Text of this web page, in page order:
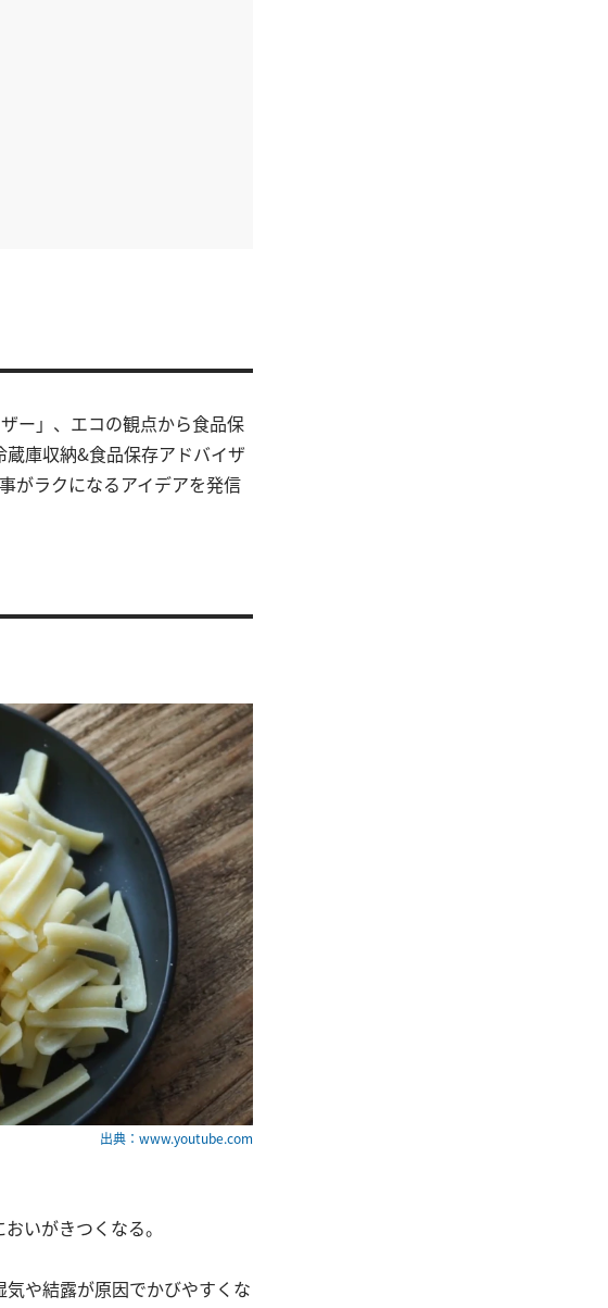
ー」、エコの観点から食品保
庫収納&食品保存アドバイザ
がラクになるアイデアを発信
出典：www.youtube.com
いがきつくなる。
や結露が原因でかびやすくな